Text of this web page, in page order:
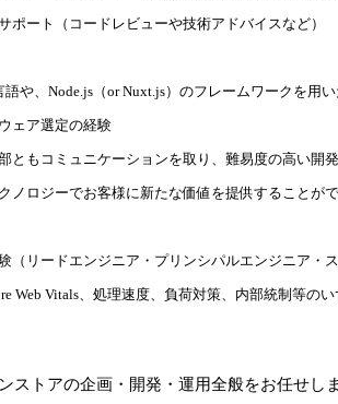
ポート（コードレビューや技術アドバイスなど）
語や、Node.js（or Nuxt.js）のフレームワークを用
ェア選定の経験
ともコミュニケーションを取り、難易度の高い開
ノロジーでお客様に新たな価値を提供することが
（リードエンジニア・プリンシパルエンジニア
Web Vitals、処理速度、負荷対策、内部統制等の
ストアの企画・開発・運用全般をお任せし